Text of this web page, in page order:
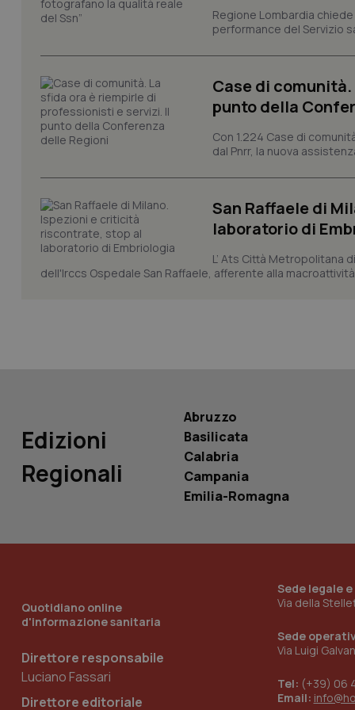
Regione Lombardia
performance del Servizio
Case di
punto della
Con 1.224 Case di
dal Pnrr, la nuova
San Raffaele di
laboratorio di
L’ Ats Città Metropolitana
dell'Irccs Ospedale San Raffaele, afferente alla
Edizioni
Regionali
Abruzzo
Basilicata
Calabria
Campania
Emilia-Romagna
Quotidiano online
d'informazione sanitaria
Direttore responsabile
Luciano Fassari
Direttore editoriale
Sede legale
Via della
Sede
Via Luigi
Tel: (+39) 06
Email:
tracking-sites-
tracking-sites-
session-id
YSC